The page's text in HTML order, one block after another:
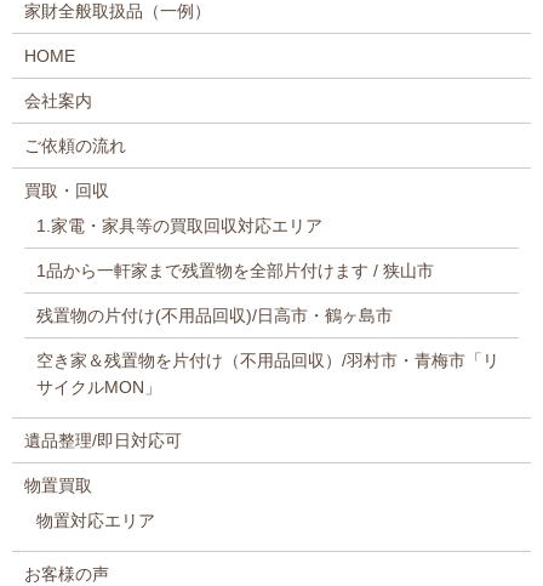
家財全般取扱品（一例）
HOME
会社案内
ご依頼の流れ
買取・回収
1.家電・家具等の買取回収対応エリア
1品から一軒家まで残置物を全部片付けます / 狭山市
残置物の片付け(不用品回収)/日高市・鶴ヶ島市
空き家＆残置物を片付け（不用品回収）/羽村市・青梅市「リ
サイクルMON」
遺品整理/即日対応可
物置買取
物置対応エリア
お客様の声